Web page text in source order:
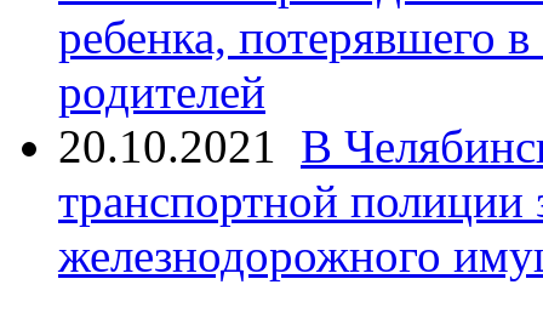
ребенка, потерявшего
родителей
20.10.2021 В
транспортной
железнодорожного